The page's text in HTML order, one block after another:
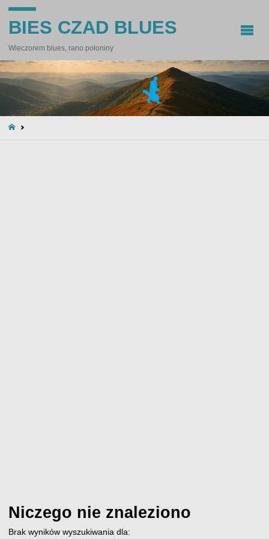
BIES CZAD BLUES
Wieczorem blues, rano połoniny
STRONA
Niczego nie znaleziono
Brak wyników wyszukiwania dla: